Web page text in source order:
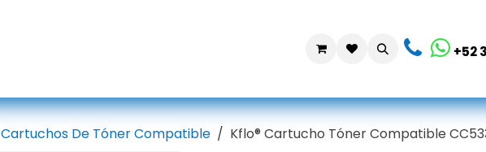
+52
Cartuchos De Tóner Compatible Kflo® Cartucho Tóner Compatible